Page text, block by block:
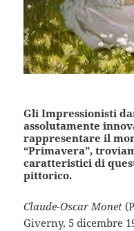
Gli Impressionisti
assolutamente
rappresentare il
“Primavera”,
caratteristici di
pittorico.
Claude-Oscar Monet
Giverny, 5 dicembre